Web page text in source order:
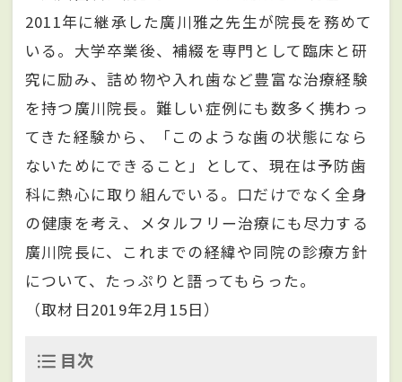
2011年に継承した廣川雅之先生が院長を務めて
いる。大学卒業後、補綴を専門として臨床と研
究に励み、詰め物や入れ歯など豊富な治療経験
を持つ廣川院長。難しい症例にも数多く携わっ
てきた経験から、「このような歯の状態になら
ないためにできること」として、現在は予防歯
科に熱心に取り組んでいる。口だけでなく全身
の健康を考え、メタルフリー治療にも尽力する
廣川院長に、これまでの経緯や同院の診療方針
について、たっぷりと語ってもらった。
（取材日2019年2月15日）
目次